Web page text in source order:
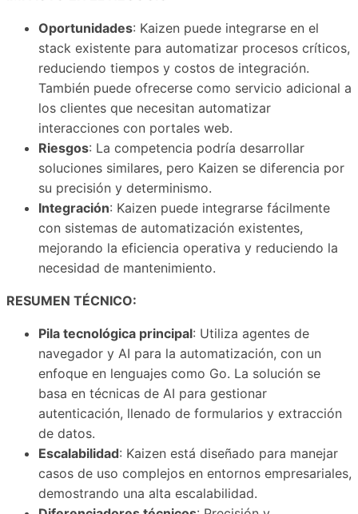
Oportunidades: Kaizen puede integrarse en el
stack existente para automatizar procesos críticos,
reduciendo tiempos y costos de integración.
También puede ofrecerse como servicio adicional a
los clientes que necesitan automatizar
interacciones con portales web.
Riesgos: La competencia podría desarrollar
soluciones similares, pero Kaizen se diferencia por
su precisión y determinismo.
Integración: Kaizen puede integrarse fácilmente
con sistemas de automatización existentes,
mejorando la eficiencia operativa y reduciendo la
necesidad de mantenimiento.
RESUMEN TÉCNICO:
Pila tecnológica principal: Utiliza agentes de
navegador y AI para la automatización, con un
enfoque en lenguajes como Go. La solución se
basa en técnicas de AI para gestionar
autenticación, llenado de formularios y extracción
de datos.
Escalabilidad: Kaizen está diseñado para manejar
casos de uso complejos en entornos empresariales,
demostrando una alta escalabilidad.